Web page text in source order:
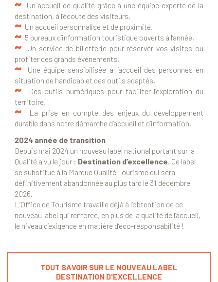
Un accueil de qualité grâce à une équipe experte de la
destination, à l’écoute des visiteurs,
Un accueil personnalisé et de proximité,
5 bureaux d’information touristique ouverts à l’année,
Un service de billetterie pour réserver vos visites ou
profiter des grands événements,
Une équipe sensibilisée à l’accueil des personnes en
situation de handicap et des outils adaptés,
Des outils numériques pour faciliter l’exploration du
territoire,
La prise en compte des enjeux du développement
durable dans notre démarche d’accueil et d’information.
2024 année de transition
Depuis mai 2024 un nouveau label national portant sur la
Qualité a vu le jour : Destination d’excellence. Ce label
se substitue à la Marque Qualité Tourisme qui sera
définitivement abandonnée au plus tard le 31 décembre
2026.
L’Office de Tourisme travaille déjà à l’obtention de ce
nouveau label qui renforce, en plus de la qualité de l’accueil,
le niveau d’exigence en matière d’éco-responsabilité !
TOUT SAVOIR SUR LE NOUVEAU LABEL
DESTINATION D'EXCELLENCE